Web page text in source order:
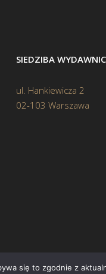
SIEDZIBA
ul. Hankiewicza 2
02-103 Warszawa
się to zgodnie z